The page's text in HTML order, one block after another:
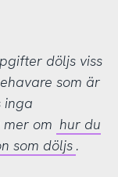
döljs viss
som är
inga
om hur du
som döljs .